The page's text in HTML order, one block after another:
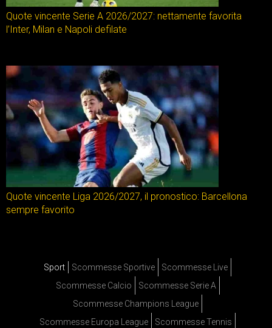
Quote vincente Serie A 2026/2027: nettamente favorita
l’Inter, Milan e Napoli defilate
Quote vincente Liga 2026/2027, il pronostico: Barcellona
sempre favorito
Sport Scommesse Sportive
Scommesse Live
Scommesse Calcio
Scommesse Serie A
Scommesse Champions League
Scommesse Europa League
Scommesse Tennis